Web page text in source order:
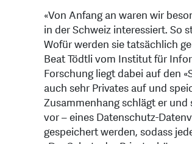
«Von Anfang an waren wir
in der Schweiz interessiert. So
Wofür werden sie tatsächlich
Beat Tödtli vom Institut für
Forschung liegt dabei auf den
auch sehr Privates auf und
Zusammenhang schlägt er und
vor – eines Datenschutz-
gespeichert werden, sodass